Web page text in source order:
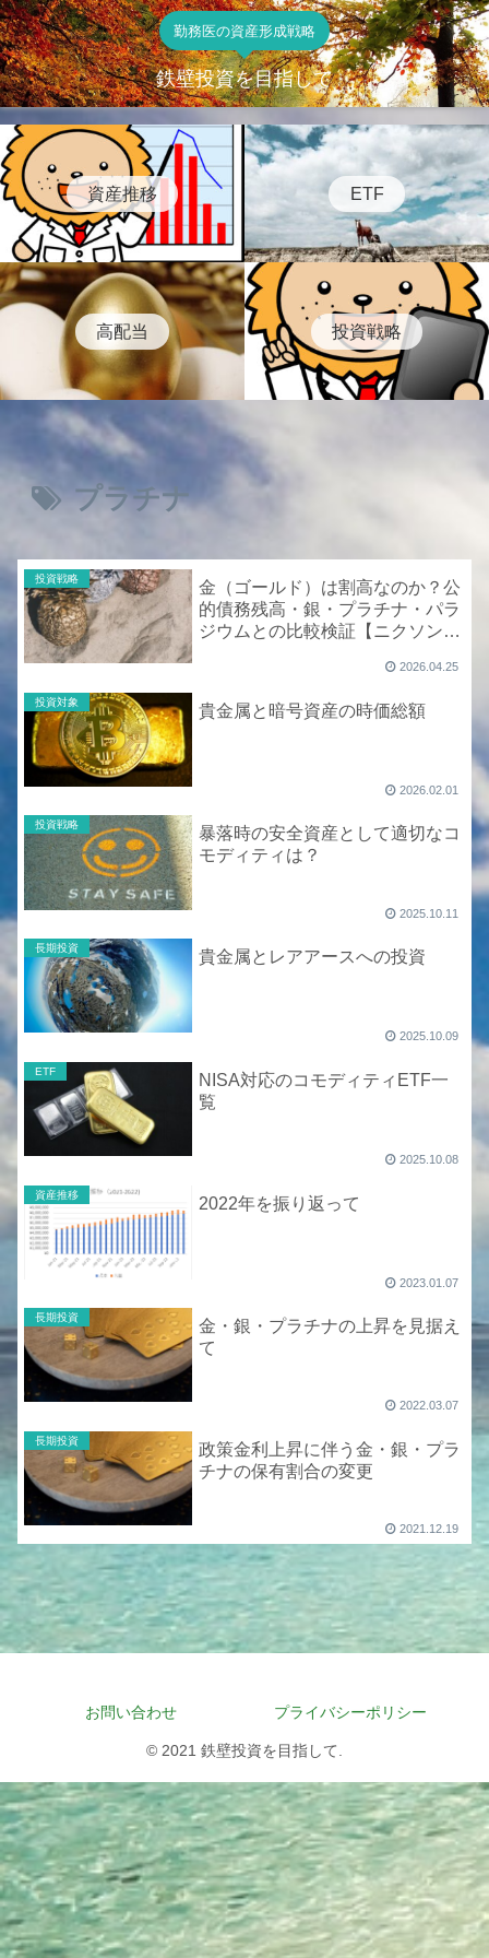
勤務医の資産形成戦略
鉄壁投資を目指して
資産推移 ETF
高配当 投資戦略
プラチナ
投資戦略
金（ゴールド）は割高なのか？公
的債務残高・銀・プラチナ・パラ
ジウムとの比較検証【ニクソンシ
2026.04.25
投資対象 貴金属と暗号資産の時価総額
2026.02.01
投資戦略
暴落時の安全資産として適切なコ
モディティは？
2025.10.11
長期投資 貴金属とレアアースへの投資
2025.10.09
ETF
NISA対応のコモディティETF一
覧
2025.10.08
資産推移 2022年を振り返って
2023.01.07
長期投資
金・銀・プラチナの上昇を見据え
て
2022.03.07
長期投資
政策金利上昇に伴う金・銀・プラ
チナの保有割合の変更
2021.12.19
お問い合わせ プライバシーポリシー
© 2021 鉄壁投資を目指して.